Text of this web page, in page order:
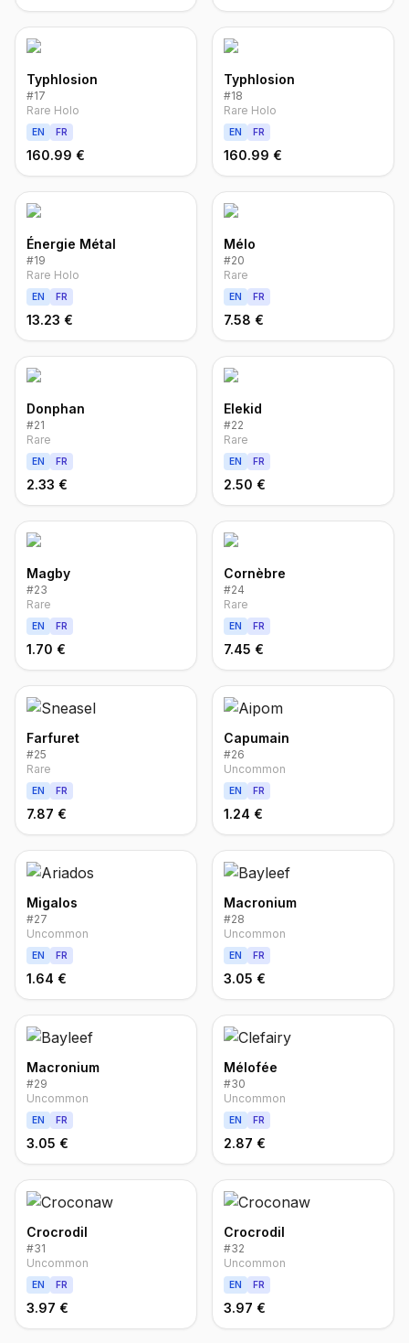
Typhlosion
#17
Rare Holo
EN FR
160.99 €
Typhlosion
#18
Rare Holo
EN FR
160.99 €
Énergie Métal
#19
Rare Holo
EN FR
13.23 €
Mélo
#20
Rare
EN FR
7.58 €
Donphan
#21
Rare
EN FR
2.33 €
Elekid
#22
Rare
EN FR
2.50 €
Magby
#23
Rare
EN FR
1.70 €
Cornèbre
#24
Rare
EN FR
7.45 €
Farfuret
#25
Rare
EN FR
7.87 €
Capumain
#26
Uncommon
EN FR
1.24 €
Migalos
#27
Uncommon
EN FR
1.64 €
Macronium
#28
Uncommon
EN FR
3.05 €
Macronium
#29
Uncommon
EN FR
3.05 €
Mélofée
#30
Uncommon
EN FR
2.87 €
Crocrodil
#31
Uncommon
EN FR
3.97 €
Crocrodil
#32
Uncommon
EN FR
3.97 €